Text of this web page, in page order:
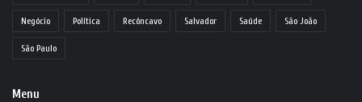
Negócio Política Recôncavo Salvador Saúde São João
São Paulo
Menu